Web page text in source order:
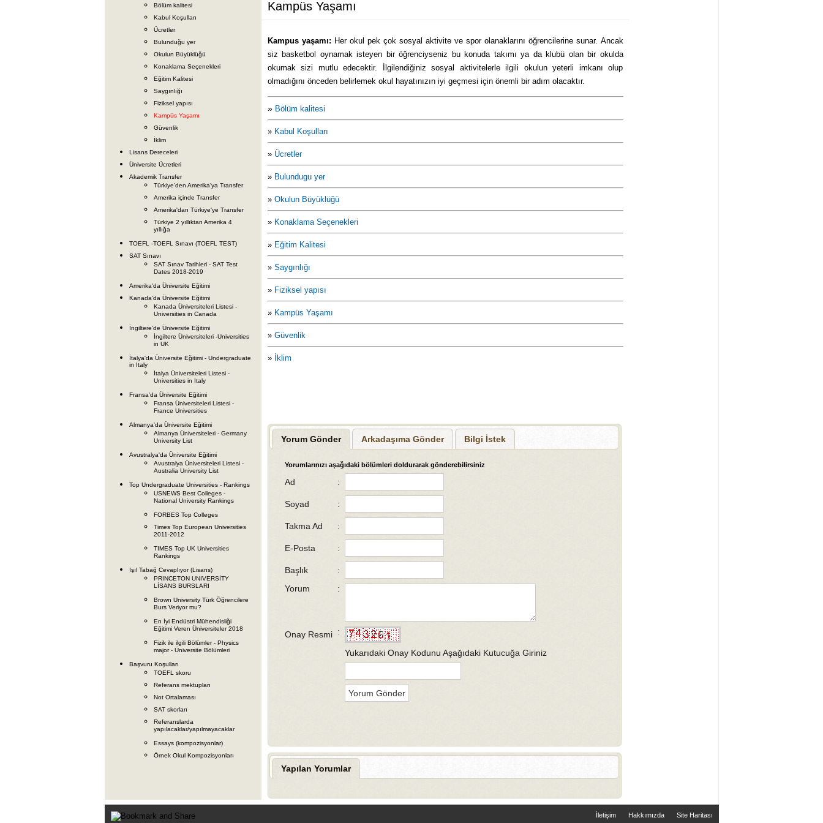
Bölüm kalitesi
Kabul Koşulları
Ücretler
Bulunduğu yer
Okulun Büyüklüğü
Konaklama Seçenekleri
Eğitim Kalitesi
Saygınlığı
Fiziksel yapısı
Kampüs Yaşamı
Güvenlik
İklim
Lisans Dereceleri
Üniversite Ücretleri
Akademik Transfer
Türkiye'den Amerika'ya Transfer
Amerika içinde Transfer
Amerika'dan Türkiye'ye Transfer
Türkiye 2 yıllıktan Amerika 4
yıllığa
TOEFL -TOEFL Sınavı (TOEFL TEST)
SAT Sınavı
SAT Sınav Tarihleri - SAT Test
Dates 2018-2019
Amerika'da Üniversite Eğitimi
Kanada'da Üniversite Eğitimi
Kanada Üniversiteleri Listesi -
Universities in Canada
İngiltere'de Üniversite Eğitimi
İngiltere Üniversiteleri -Universities
in UK
İtalya'da Üniversite Eğitimi - Undergraduate
in Italy
İtalya Üniversiteleri Listesi -
Universities in Italy
Fransa'da Üniversite Eğitimi
Fransa Üniversiteleri Listesi -
France Universities
Almanya'da Üniversite Eğitimi
Almanya Üniversiteleri - Germany
University List
Avustralya'da Üniversite Eğitimi
Avustralya Üniversiteleri Listesi -
Australia University List
Top Undergraduate Universities - Rankings
USNEWS Best Colleges -
National University Rankings
FORBES Top Colleges
Times Top European Universities
2011-2012
TIMES Top UK Universities
Rankings
Işıl Tabağ Cevaplıyor (Lisans)
PRINCETON UNIVERSİTY
LİSANS BURSLARI
Brown University Türk Öğrencilere
Burs Veriyor mu?
En İyi Endüstri Mühendisliği
Eğitimi Veren Üniversiteler 2018
Fizik ile ilgili Bölümler - Physics
major - Üniversite Bölümleri
Başvuru Koşulları
TOEFL skoru
Referans mektupları
Not Ortalaması
SAT skorları
Referanslarda
yapılacaklar/yapılmayacaklar
Essays (kompozisyonlar)
Örnek Okul Kompozisyonları
Kampüs Yaşamı
Kampus yaşamı: Her okul pek çok sosyal aktivite ve spor olanaklarını öğrencilerine sunar. Ancak
siz basketbol oynamak isteyen bir öğrenciyseniz bu konuda takımı ya da klubü olan bir okulda
okumak sizi mutlu edecektir. İlgilendiğiniz sosyal aktivitelerle ilgili okulun yeterli imkanı olup
olmadığını önceden belirlemek okul hayatınızın iyi geçmesi için önemli bir adım olacaktır.
» Bölüm kalitesi
» Kabul Koşulları
» Ücretler
» Bulundugu yer
» Okulun Büyüklüğü
» Konaklama Seçenekleri
» Eğitim Kalitesi
» Saygınlığı
» Fiziksel yapısı
» Kampüs Yaşamı
» Güvenlik
» İklim
Yorum Gönder Arkadaşıma Gönder Bilgi İstek
Yorumlarınızı aşağıdaki bölümleri doldurarak gönderebilirsiniz
Ad :
Soyad :
Takma Ad :
E-Posta :
Başlık
:
Yorum
:
Onay Resmi :
Yukarıdaki Onay Kodunu Aşağıdaki Kutucuğa Giriniz
Yapılan Yorumlar
Site Haritası
Hakkımızda
İletişim